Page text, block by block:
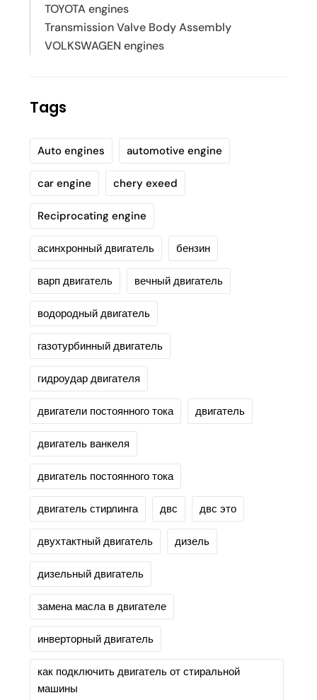
TOYOTA engines
Transmission Valve Body Assembly
VOLKSWAGEN engines
Tags
Auto engines automotive engine
car engine chery exeed
Reciprocating engine
асинхронный двигатель бензин
варп двигатель вечный двигатель
водородный двигатель
газотурбинный двигатель
гидроудар двигателя
двигатели постоянного тока двигатель
двигатель ванкеля
двигатель постоянного тока
двигатель стирлинга двс двс это
двухтактный двигатель дизель
дизельный двигатель
замена масла в двигателе
инверторный двигатель
как подключить двигатель от стиральной
машины